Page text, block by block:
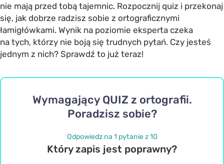
nie mają przed tobą tajemnic. Rozpocznij quiz i przekonaj
się, jak dobrze radzisz sobie z ortograficznymi
łamigłówkami. Wynik na poziomie eksperta czeka
na tych, którzy nie boją się trudnych pytań. Czy jesteś
jednym z nich? Sprawdź to już teraz!
Wymagający QUIZ z ortografii.
Poradzisz sobie?
Odpowiedz na 1 pytanie z 10
Który zapis jest poprawny?